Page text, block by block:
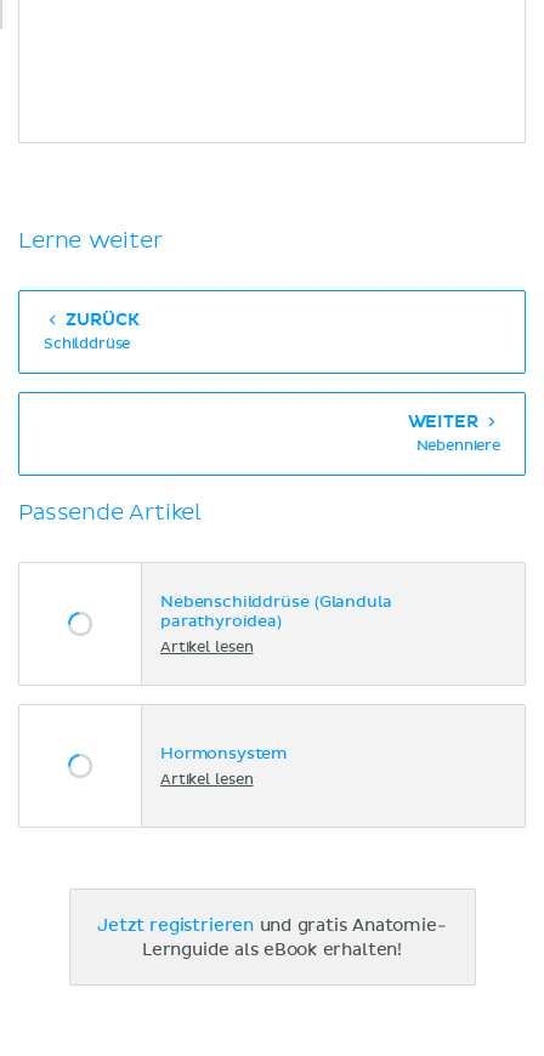
Lerne weiter
ZURÜCK
Schilddrüse
WEITER
Nebenniere
Passende Artikel
Nebenschilddrüse (Glandula
parathyroidea)
Artikel lesen
Hormonsystem
Artikel lesen
Jetzt registrieren und gratis Anatomie-
Lernguide als eBook erhalten!